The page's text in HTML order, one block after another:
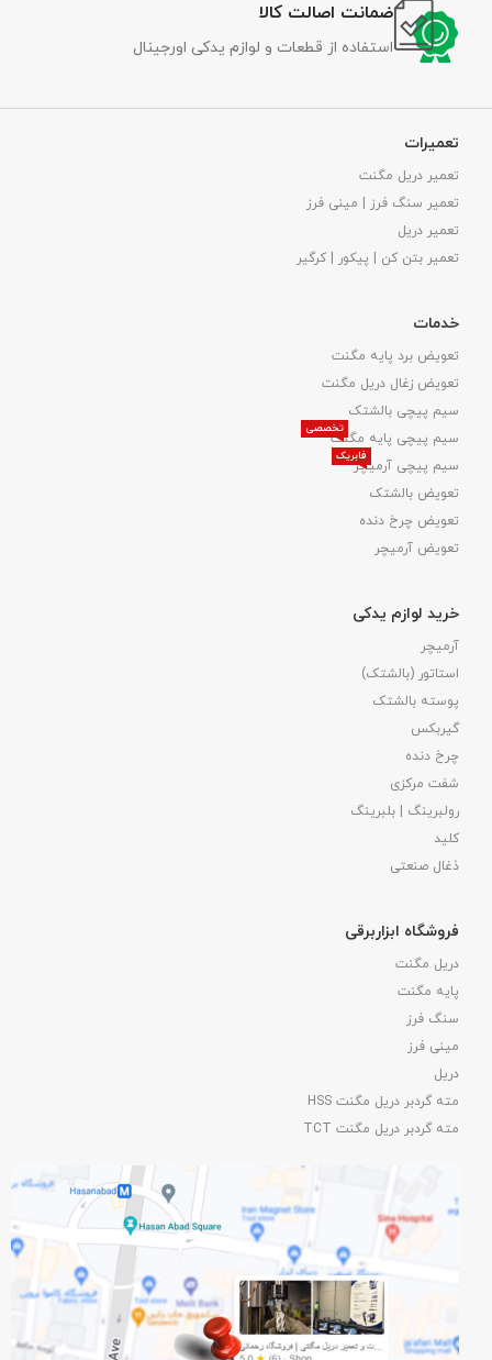
ضمانت اصالت کالا
استفاده از قطعات و لوازم یدکی اورجینال
تعمیرات
تعمیر دریل مگنت
تعمیر سنگ فرز | مینی فرز
تعمیر دریل
تعمیر بتن کن | پیکور | کرگیر
خدمات
تعویض برد پایه مگنت
تعویض زغال دریل مگنت
سیم پیچی بالشتک
سیم پیچی پایه مگنت
تخصصی
سیم پیچی آرمیچر
فابریک
تعویض بالشتک​
تعویض چرخ دنده
تعویض آرمیچر
خرید لوازم یدکی
آرمیچر
استاتور (بالشتک)
پوسته بالشتک
گیربکس
چرخ دنده
شفت مرکزی
رولبرینگ | بلبرینگ
کلید
ذغال صنعتی
فروشگاه ابزاربرقی
دریل مگنت
پایه مگنت
سنگ فرز
مینی فرز
دریل
مته گردبر دریل مگنت HSS
مته گردبر دریل مگنت TCT